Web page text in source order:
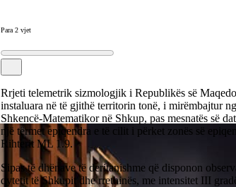
Para 2 vjet
Rrjeti telemetrik sizmologjik i Republikës së
instaluara në të gjithë territorin tonë, i mirëmbajtur
Shkencë-Matematikor në Shkup, pas mesnatës së
një tërmet epiqendra e të cilit i përket zonës së
Rihterit ML 1.9.
Sipas të dhënave të deritanishme që disponon
qytetit të Shkupit dhe rrethinës, me intensitet III